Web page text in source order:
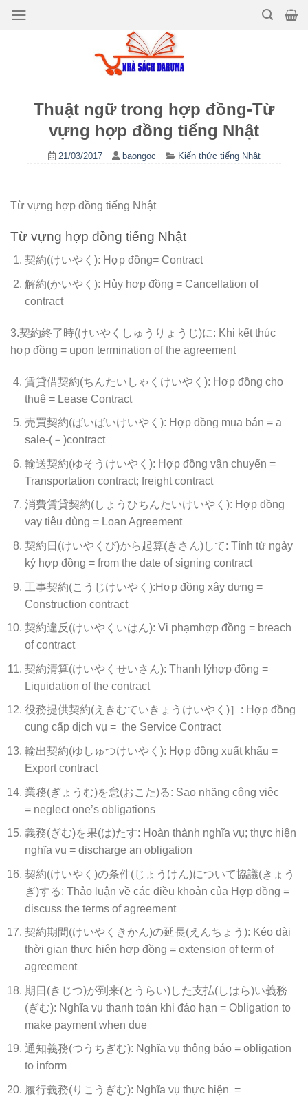
Bỏ
Thuật ngữ trong hợp đồng-Từ
vựng hợp đồng tiếng Nhật
21/03/2017 baongoc Kiến thức tiếng Nhật
Từ vựng hợp đồng tiếng Nhật
Từ vựng hợp đồng tiếng Nhật
契約(けいやく): Hợp đồng= Contract
解約(かいやく): Hủy hợp đồng = Cancellation of
contract
3.契約終了時(けいやくしゅうりょうじ)に: Khi kết thúc
hợp đồng = upon termination of the agreement
賃貸借契約(ちんたいしゃくけいやく): Hơp đồng cho
thuê = Lease Contract
売買契約(ばいばいけいやく): Hợp đồng mua bán = a
sale-(－)contract
輸送契約(ゆそうけいやく): Hợp đồng vận chuyển =
Transportation contract; freight contract
消費賃貸契約(しょうひちんたいけいやく): Hợp đồng
vay tiêu dùng = Loan Agreement
契約日(けいやくび)から起算(きさん)して: Tính từ ngày
ký hợp đồng = from the date of signing contract
工事契約(こうじけいやく):Hợp đồng xây dựng =
Construction contract
契約違反(けいやくいはん): Vi phạmhợp đồng = breach
of contract
契約清算(けいやくせいさん): Thanh lýhợp đồng =
Liquidation of the contract
役務提供契約(えきむていきょうけいやく)］: Hợp đồng
cung cấp dịch vụ = the Service Contract
輸出契約(ゆしゅつけいやく): Hợp đồng xuất khẩu =
Export contract
業務(ぎょうむ)を怠(おこた)る: Sao nhãng công việc
= neglect one’s obligations
義務(ぎむ)を果(は)たす: Hoàn thành nghĩa vụ; thực hiện
nghĩa vụ = discharge an obligation
契約(けいやく)の条件(じょうけん)について協議(きょう
ぎ)する: Thảo luận về các điều khoản của Hợp đồng =
discuss the terms of agreement
契約期間(けいやくきかん)の延長(えんちょう): Kéo dài
thời gian thực hiện hợp đồng = extension of term of
agreement
期日(きじつ)が到来(とうらい)した支払(しはら)い義務
(ぎむ): Nghĩa vụ thanh toán khi đáo hạn = Obligation to
make payment when due
通知義務(つうちぎむ): Nghĩa vụ thông báo = obligation
to inform
履行義務(りこうぎむ): Nghĩa vụ thực hiện =